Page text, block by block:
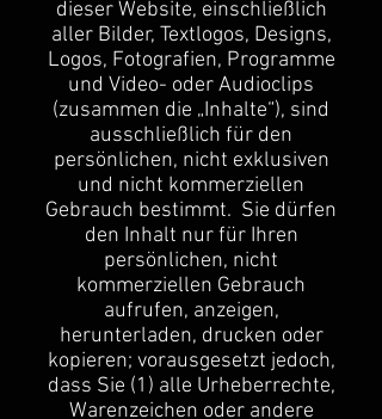
dieser Website, einschließlich
aller Bilder, Textlogos, Designs,
Logos, Fotografien, Programme
und Video- oder Audioclips
(zusammen die „Inhalte“), sind
ausschließlich für den
persönlichen, nicht exklusiven
und nicht kommerziellen
Gebrauch bestimmt. Sie dürfen
den Inhalt nur für Ihren
persönlichen, nicht
kommerziellen Gebrauch
aufrufen, anzeigen,
herunterladen, drucken oder
kopieren; vorausgesetzt jedoch,
dass Sie (1) alle Urheberrechte,
Warenzeichen oder andere